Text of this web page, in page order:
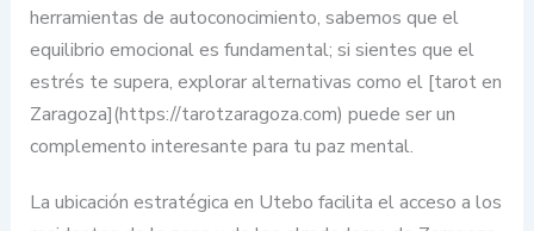
herramientas de autoconocimiento, sabemos que el
equilibrio emocional es fundamental; si sientes que el
estrés te supera, explorar alternativas como el [tarot en
Zaragoza](https://tarotzaragoza.com) puede ser un
complemento interesante para tu paz mental.
La ubicación estratégica en Utebo facilita el acceso a los